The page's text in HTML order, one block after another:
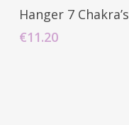
Toevoegen Aan
Hanger 7 Chakra’s
€11.20